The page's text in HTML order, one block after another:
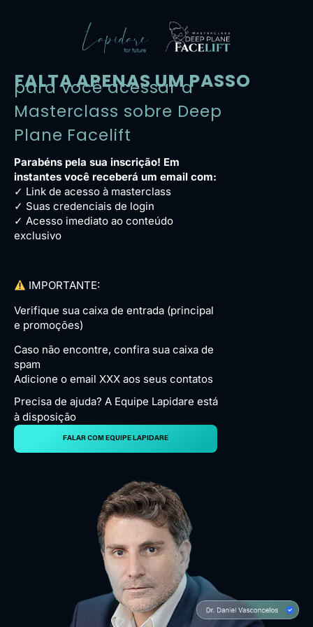
FALTA APENAS UM PASSO
para você acessar a
Masterclass sobre Deep
Plane Facelift
Parabéns pela sua inscrição! Em
instantes você receberá um email com:
✓ Link de acesso à masterclass
✓ Suas credenciais de login
✓ Acesso imediato ao conteúdo
exclusivo
IMPORTANTE:
Verifique sua caixa de entrada (principal
e promoções)
Caso não encontre, confira sua caixa de
spam
Adicione o email XXX aos seus contatos
Precisa de ajuda? A Equipe Lapidare está
à disposição
FALAR COM EQUIPE LAPIDARE